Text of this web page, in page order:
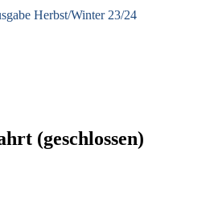
Herbst/Winter 23/24
(geschlossen)